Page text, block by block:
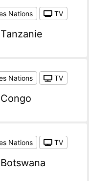
Nations TV
Tanzanie
Nations TV
Congo
Nations TV
Botswana